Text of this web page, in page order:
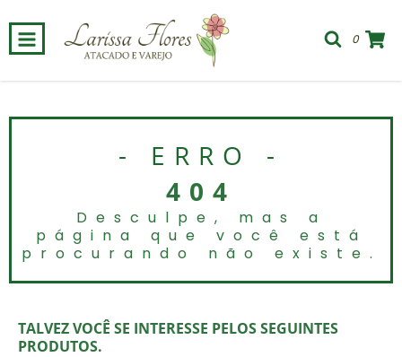
0
- ERRO -
404
Desculpe, mas a
página que você está
procurando não existe.
TALVEZ VOCÊ SE INTERESSE PELOS SEGUINTES
PRODUTOS.